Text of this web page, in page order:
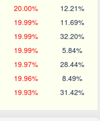
20.00% 12.21%
19.99% 11.69%
19.99% 32.20%
19.99% 5.84%
19.97% 28.44%
19.96% 8.49%
19.93% 31.42%